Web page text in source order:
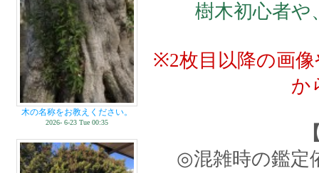
木の名称をお教えください。
2026- 6-23 Tue 00:35
樹木初心者や
※2枚目以降の画
か
◎混雑時の鑑定